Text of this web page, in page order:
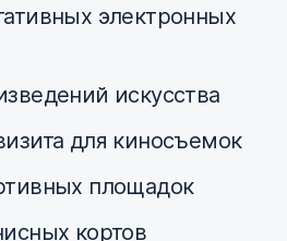
электронных
искусства
для киносъемок
площадок
кортов